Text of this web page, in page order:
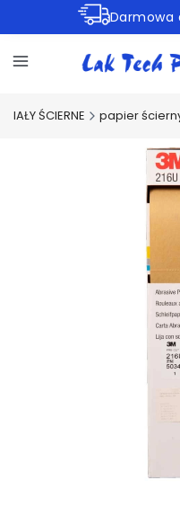
Darmowa
Rabaty -
ŚCIERNE papier